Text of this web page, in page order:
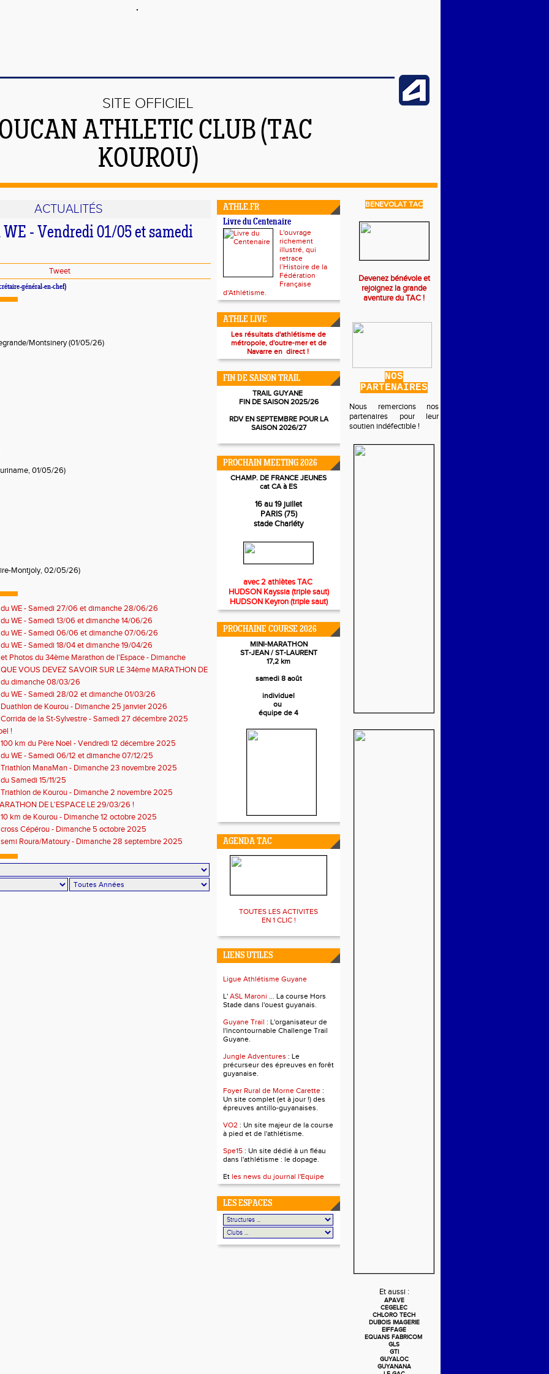
SITE OFFICIEL
ATHLETIC CLUB (TAC
KOUROU)
ACTUALITÉS
- Vendredi 01/05 et samedi
Tweet
général-en-chef)
Montsinery (01/05/26)
01/05/26)
Montjoly, 02/05/26)
WE - Samedi 27/06 et dimanche 28/06/26
WE - Samedi 13/06 et dimanche 14/06/26
WE - Samedi 06/06 et dimanche 07/06/26
WE - Samedi 18/04 et dimanche 19/04/26
Photos du 34ème Marathon de l'Espace - Dimanche
VOUS DEVEZ SAVOIR SUR LE 34ème MARATHON DE
!
du dimanche 08/03/26
WE - Samedi 28/02 et dimanche 01/03/26
de Kourou - Dimanche 25 janvier 2026
de la St-Sylvestre - Samedi 27 décembre 2025
!
km du Père Noël - Vendredi 12 décembre 2025
WE - Samedi 06/12 et dimanche 07/12/25
ManaMan - Dimanche 23 novembre 2025
Samedi 15/11/25
de Kourou - Dimanche 2 novembre 2025
DE L'ESPACE LE 29/03/26 !
km de Kourou - Dimanche 12 octobre 2025
Cépérou - Dimanche 5 octobre 2025
Roura/Matoury - Dimanche 28 septembre 2025
ATHLE.FR
Livre du Centenaire
L'ouvrage
richement
illustré, qui
retrace
l’Histoire de la
Fédération
Française
d'Athlétisme.
ATHLE LIVE
Les résultats d'athlétisme de
métropole, d'outre-mer et de
Navarre en direct !
FIN DE SAISON TRAIL
TRAIL GUYANE
FIN DE SAISON 2025/26
RDV EN SEPTEMBRE POUR LA
SAISON 2026/27
PROCHAIN MEETING 2026
CHAMP. DE FRANCE JEUNES
cat CA à ES
16 au 19 juillet
PARIS (75)
stade Charléty
avec 2 athlètes TAC
HUDSON Kayssia (triple saut)
HUDSON Keyron (triple saut)
PROCHAINE COURSE 2026
MINI-MARATHON
ST-JEAN / ST-LAURENT
17,2 km
samedi 8 août
individuel
ou
équipe de 4
AGENDA TAC
TOUTES LES ACTIVITES
EN 1 CLIC !
LIENS UTILES
Ligue Athlétisme Guyane
L' ASL Maroni ... La course Hors
Stade dans l'ouest guyanais.
Guyane Trail : L'organisateur de
l'incontournable Challenge Trail
Guyane.
Jungle Adventures : Le
précurseur des épreuves en forêt
guyanaise.
Foyer Rural de Morne Carette :
Un site complet (et à jour !) des
épreuves antillo-guyanaises.
VO2 : Un site majeur de la course
à pied et de l'athlétisme.
Spe15 : Un site dédié à un fléau
dans l'athlétisme : le dopage.
Et les news du journal l'Equipe
LES ESPACES
BENEVOLAT TAC
Devenez bénévole et
rejoignez la grande
aventure du TAC !
NOS
PARTENAIRES
Nous remercions nos
partenaires pour leur
soutien indéfectible !
Et aussi :
APAVE
CEGELEC
CHLORO TECH
DUBOIS IMAGERIE
EIFFAGE
EQUANS FABRICOM
GLS
GTI
GUYALOC
GUYANANA